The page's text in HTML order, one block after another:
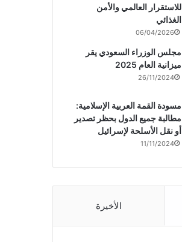
للاستقرار العالمي والأمن
الغذائي
06/04/2026
مجلس الوزراء السعودي يقر
ميزانية العام 2025
26/11/2024
مسودة القمة العربية الإسلامية:
مطالبة جميع الدول بحظر تصدير
أو نقل الأسلحة لإسرائيل
11/11/2024
الأخيرة